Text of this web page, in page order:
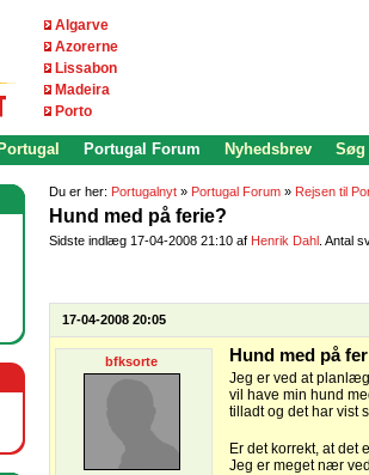
Algarve
Azorerne
Lissabon
Madeira
Porto
Portugal Forum Nyhedsbrev Søg
Du er her: Portugalnyt » Portugal Forum » Rejsen til
Hund med på ferie?
Sidste indlæg 17-04-2008 21:10 af Henrik Dahl . Antal
17-04-2008 20:05
bfksorte Hund med på
Jeg er ved at
vil have min hund
tilladt og det har vist
Er det korrekt, at
Jeg er meget nær